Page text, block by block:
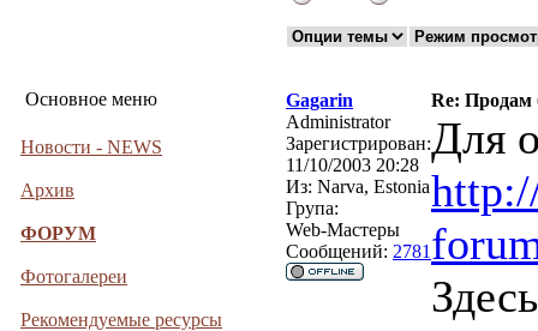
Основное меню
Новости - NEWS
Архив
ФОРУМ
Фотогалереи
Рекомендуемые ресурсы
Gagarin
Re: Продам
Administrator
Зарегистрирован:
11/10/2003 20:28
Из: Narva, Estonia
Група:
Web-Мастеры
Сообщений: 2781
Для